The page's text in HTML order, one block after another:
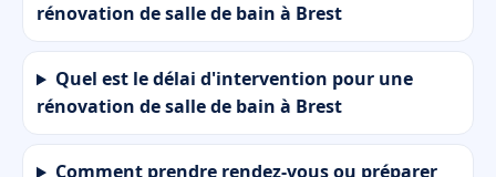
rénovation de salle de bain à Brest
Quel est le délai d'intervention pour une
rénovation de salle de bain à Brest
Comment prendre rendez-vous ou préparer